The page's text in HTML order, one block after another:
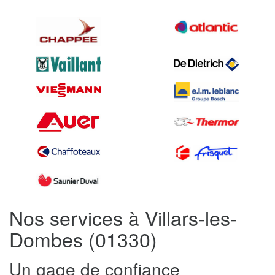
Nos services à Villars-les-
Dombes (01330)
Un gage de confiance